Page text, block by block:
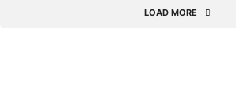
LOAD MORE